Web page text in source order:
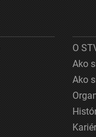
O
Ako
Ako